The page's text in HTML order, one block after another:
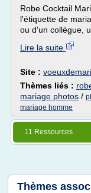
Robe Cocktail
l'étiquette de
ou d'un collègue,
Lire la suite
Site :
Thèmes liés :
mariage photos /
mariage homme
11 Ressources
Thèmes